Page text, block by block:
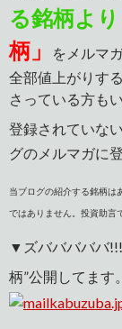
る銘柄よ
柄」
をメルマ
全部値上がりす
さっている方も
登録されていな
グのメルマガに
当ブログの紹介する銘柄は
ではありません。投資助言
▼ズバババババ
柄”公開してます